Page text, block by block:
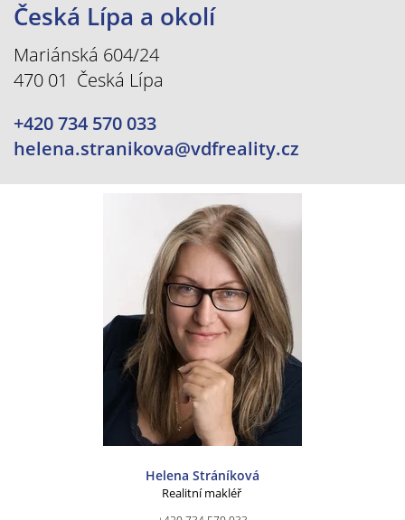
Česká Lípa a okolí
Mariánská 604/24
470 01 Česká Lípa
+420 734 570 033
helena.stranikova@vdfreality.cz
Helena Stráníková
Realitní makléř